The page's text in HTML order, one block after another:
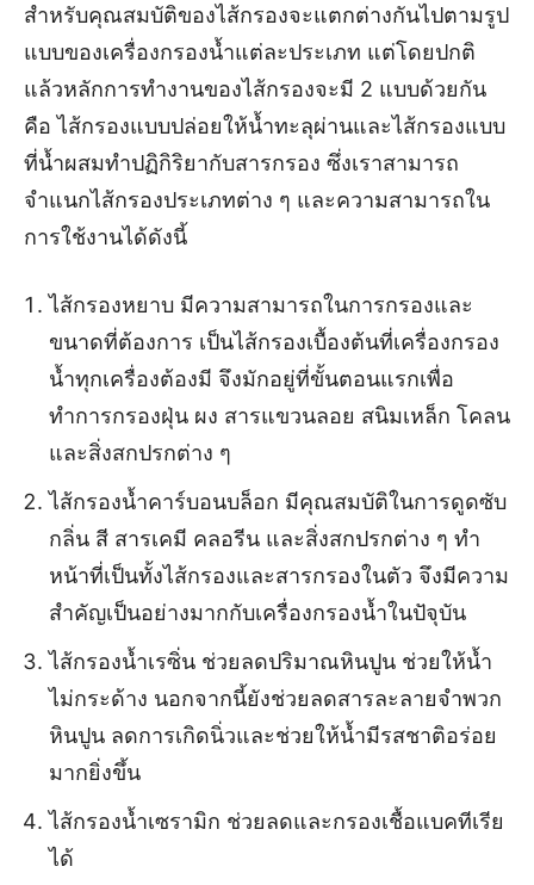
สำหรับคุณสมบัติของไส้กรองจะแตกต่างกันไปตามรูป
แบบของเครื่องกรองน้ำแต่ละประเภท แต่โดยปกติ
แล้วหลักการทำงานของไส้กรองจะมี 2 แบบด้วยกัน
คือ ไส้กรองแบบปล่อยให้น้ำทะลุผ่านและไส้กรองแบบ
ที่น้ำผสมทำปฏิกิริยากับสารกรอง ซึ่งเราสามารถ
จำแนกไส้กรองประเภทต่าง ๆ และความสามารถใน
การใช้งานได้ดังนี้
ไส้กรองหยาบ มีความสามารถในการกรองและ
ขนาดที่ต้องการ เป็นไส้กรองเบื้องต้นที่เครื่องกรอง
น้ำทุกเครื่องต้องมี จึงมักอยู่ที่ขั้นตอนแรกเพื่อ
ทำการกรองฝุ่น ผง สารแขวนลอย สนิมเหล็ก โคลน
และสิ่งสกปรกต่าง ๆ
ไส้กรองน้ำคาร์บอนบล็อก มีคุณสมบัติในการดูดซับ
กลิ่น สี สารเคมี คลอรีน และสิ่งสกปรกต่าง ๆ ทำ
หน้าที่เป็นทั้งไส้กรองและสารกรองในตัว จึงมีความ
สำคัญเป็นอย่างมากกับเครื่องกรองน้ำในปัจุบัน
ไส้กรองน้ำเรซิ่น ช่วยลดปริมาณหินปูน ช่วยให้น้ำ
ไม่กระด้าง นอกจากนี้ยังช่วยลดสารละลายจำพวก
หินปูน ลดการเกิดนิ่วและช่วยให้น้ำมีรสชาติอร่อย
มากยิ่งขึ้น
ไส้กรองน้ำเซรามิก ช่วยลดและกรองเชื้อแบคทีเรีย
ได้